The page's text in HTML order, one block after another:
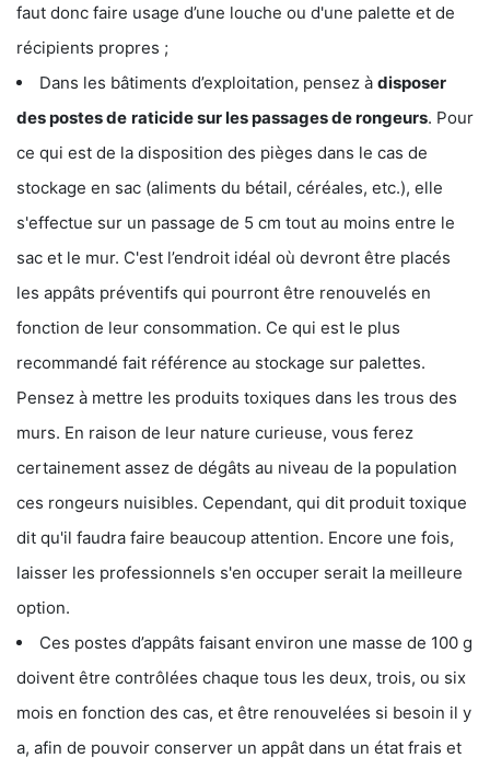
faut donc faire usage d’une louche ou d'une palette et de
récipients propres ;
Dans les bâtiments d’exploitation, pensez à disposer
des postes de raticide sur les passages de rongeurs. Pour
ce qui est de la disposition des pièges dans le cas de
stockage en sac (aliments du bétail, céréales, etc.), elle
s'effectue sur un passage de 5 cm tout au moins entre le
sac et le mur. C'est l’endroit idéal où devront être placés
les appâts préventifs qui pourront être renouvelés en
fonction de leur consommation. Ce qui est le plus
recommandé fait référence au stockage sur palettes.
Pensez à mettre les produits toxiques dans les trous des
murs. En raison de leur nature curieuse, vous ferez
certainement assez de dégâts au niveau de la population
ces rongeurs nuisibles. Cependant, qui dit produit toxique
dit qu'il faudra faire beaucoup attention. Encore une fois,
laisser les professionnels s'en occuper serait la meilleure
option.
Ces postes d’appâts faisant environ une masse de 100 g
doivent être contrôlées chaque tous les deux, trois, ou six
mois en fonction des cas, et être renouvelées si besoin il y
a, afin de pouvoir conserver un appât dans un état frais et